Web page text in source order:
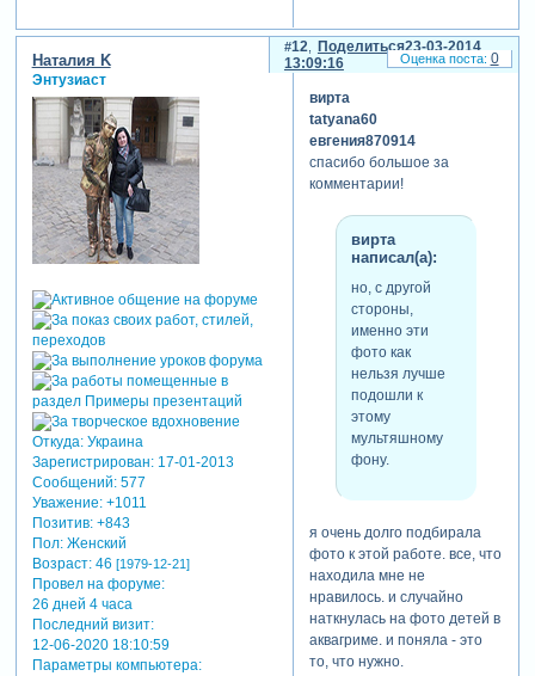
Поделиться
12
23-03-2014
13:09:16
Наталия K
Энтузиаст
Откуда:Украина
Зарегистрирован: 17-01-2013
Сообщений:577
Уважение: +1011
Позитив: +843
Пол:Женский
Возраст:46 [1979-12-21]
Провел на форуме:
26 дней 4 часа
Последний визит:
12-06-2020 18:10:59
Параметры компьютера:
вирта
tatyana60
евгения870914
спасибо большое за
комментарии!
вирта
написал(а):
но, с другой
стороны,
именно эти
фото как
нельзя лучше
подошли к
этому
мультяшному
фону.
я очень долго подбирала
фото к этой работе. все, что
находила мне не
нравилось. и случайно
наткнулась на фото детей в
аквагриме. и поняла - это
то, что нужно.
0